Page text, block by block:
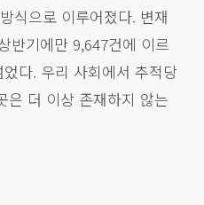
식으로 이루어졌다. 변재
반기에만 9,647건에 이르
다. 우리 사회에서 추적당
은 더 이상 존재하지 않는